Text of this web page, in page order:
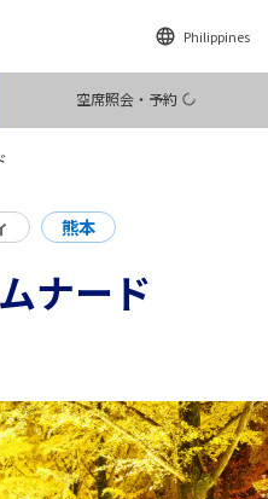
Philippines
空席照会・予約
熊本
ナード